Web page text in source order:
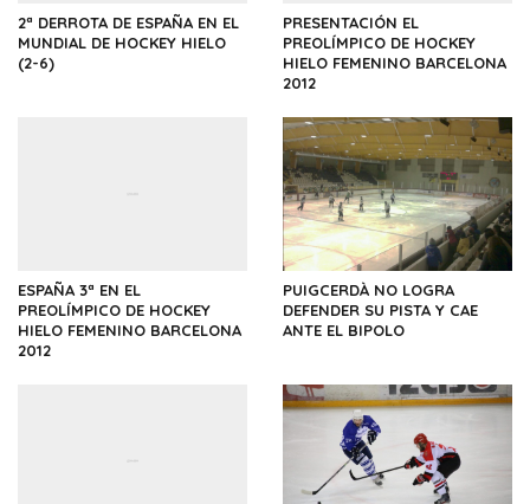
2ª DERROTA DE ESPAÑA EN EL
MUNDIAL DE HOCKEY HIELO
(2-6)
PRESENTACIÓN EL
PREOLÍMPICO DE HOCKEY
HIELO FEMENINO BARCELONA
2012
ESPAÑA 3ª EN EL
PREOLÍMPICO DE HOCKEY
HIELO FEMENINO BARCELONA
2012
PUIGCERDÀ NO LOGRA
DEFENDER SU PISTA Y CAE
ANTE EL BIPOLO